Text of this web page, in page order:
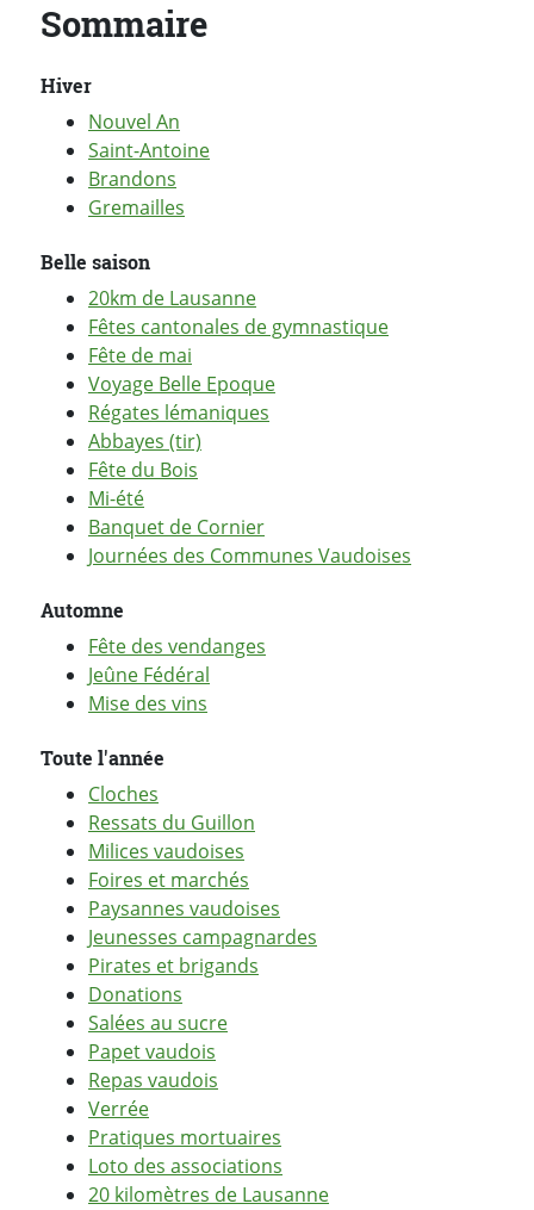
Sommaire
Hiver
Nouvel An
Saint-Antoine
Brandons
Gremailles
Belle saison
20km de Lausanne
Fêtes cantonales de gymnastique
Fête de mai
Voyage Belle Epoque
Régates lémaniques
Abbayes (tir)
Fête du Bois
Mi-été
Banquet de Cornier
Journées des Communes Vaudoises
Automne
Fête des vendanges
Jeûne Fédéral
Mise des vins
Toute l'année
Cloches
Ressats du Guillon
Milices vaudoises
Foires et marchés
Paysannes vaudoises
Jeunesses campagnardes
Pirates et brigands
Donations
Salées au sucre
Papet vaudois
Repas vaudois
Verrée
Pratiques mortuaires
Loto des associations
20 kilomètres de Lausanne